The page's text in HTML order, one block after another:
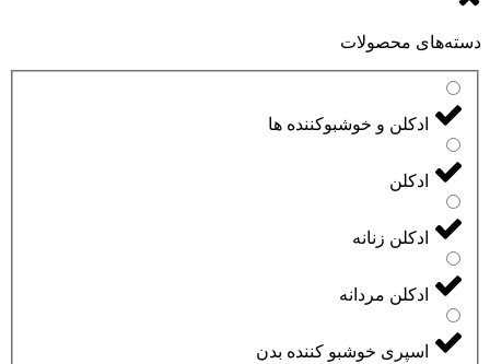
دسته‌های محصولات
ادکلن و خوشبوکننده ها
ادکلن
ادکلن زنانه
ادکلن مردانه
اسپری خوشبو کننده بدن